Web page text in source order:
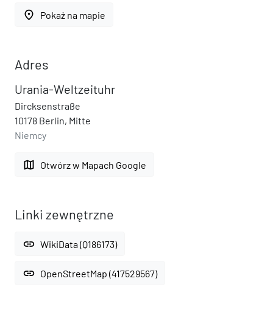
place Pokaż na mapie
Adres
Urania-Weltzeituhr
Dircksenstraße
10178 Berlin, Mitte
Niemcy
map Otwórz w Mapach Google
Linki zewnętrzne
link WikiData (Q186173)
link OpenStreetMap (417529567)